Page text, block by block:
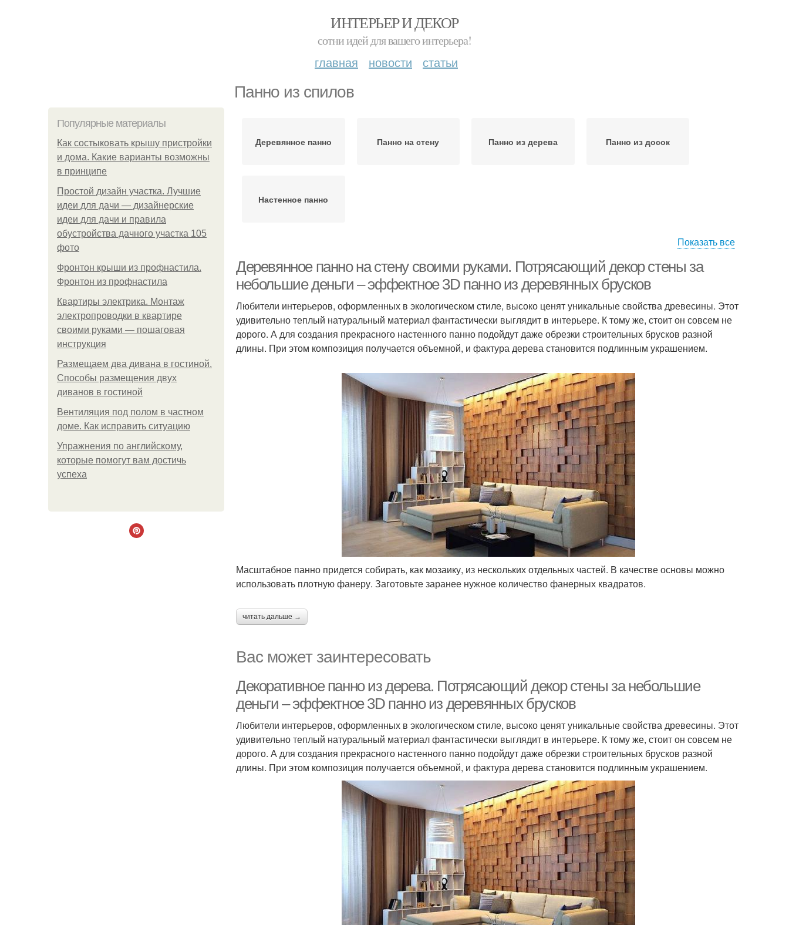
ИНТЕРЬЕР И ДЕКОР
сотни идей для вашего интерьера!
главная новости статьи
Панно из спилов
Популярные материалы
Как состыковать крышу пристройки
и дома. Какие варианты возможны
в принципе
Простой дизайн участка. Лучшие
идеи для дачи — дизайнерские
идеи для дачи и правила
обустройства дачного участка 105
фото
Фронтон крыши из профнастила.
Фронтон из профнастила
Квартиры электрика. Монтаж
электропроводки в квартире
своими руками — пошаговая
инструкция
Размещаем два дивана в гостиной.
Способы размещения двух
диванов в гостиной
Вентиляция под полом в частном
доме. Как исправить ситуацию
Упражнения по английскому,
которые помогут вам достичь
успеха
Деревянное панно Панно на стену Панно из дерева Панно из досок
Настенное панно
Показать все
Деревянное панно на стену своими руками. Потрясающий декор стены за
небольшие деньги – эффектное 3D панно из деревянных брусков
Любители интерьеров, оформленных в экологическом стиле, высоко ценят уникальные свойства древесины. Этот
удивительно теплый натуральный материал фантастически выглядит в интерьере. К тому же, стоит он совсем не
дорого. А для создания прекрасного настенного панно подойдут даже обрезки строительных брусков разной
длины. При этом композиция получается объемной, и фактура дерева становится подлинным украшением.
Масштабное панно придется собирать, как мозаику, из нескольких отдельных частей. В качестве основы можно
использовать плотную фанеру. Заготовьте заранее нужное количество фанерных квадратов.
читать дальше →
Вас может заинтересовать
Декоративное панно из дерева. Потрясающий декор стены за небольшие
деньги – эффектное 3D панно из деревянных брусков
Любители интерьеров, оформленных в экологическом стиле, высоко ценят уникальные свойства древесины. Этот
удивительно теплый натуральный материал фантастически выглядит в интерьере. К тому же, стоит он совсем не
дорого. А для создания прекрасного настенного панно подойдут даже обрезки строительных брусков разной
длины. При этом композиция получается объемной, и фактура дерева становится подлинным украшением.